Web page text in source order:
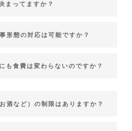
まってますか？
形態の対応は可能ですか？
も食費は変わらないのですか？
酒など）の制限はありますか？